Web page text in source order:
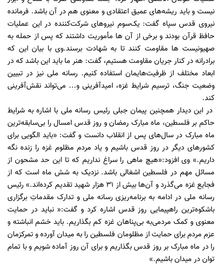
نیست و باید ریشه‌های عمیق اعتقادی و معنوی هم در آن باشد. فرمانده
نیروی قدس سپاه گفت: یک‌سوم نیروهای شرکت‌کننده در این عملیات
حافظ قرآن بودند و برخی از آن ها مأموریت داشتند که پس از حمله به
صهیونیست ها مقاومت کنند تا به شهادت برسند.وی با بیان این که
برادرانه در کنار جریان مقاومت هستیم، گفت: هنر ما باید این باشد که در
ابعاد مختلف از ظرفیت‌هایمان استفاده کنیم. رسانه ملی نیز در تبیین
وضعیت جنگ، ترسیم شرایط غزه، امیدآفرینی و... می‌تواند نقش‌آفرینی
کند.
در این دیدار همچنین پیمان جبلی رئیس رسانه ملی با اشاره به شرایط
حاکم بر فلسطین، ماه مبارک رمضان و روز قدس امسال را بی‌سابقه‌ترین
ماه مبارک در سال‌های پس از انقلاب دانست و گفت: «باید الگویی برای
کشورهای دیگر در روز قدس باشیم و یاد مردم مظلوم غزه را زنده نگه
داریم.» وی افزود:«هیچ ماهی را سراغ نداریم که تا این حد مشحون از
مسائل مهم در فلسطین اشغالی باشد. نزدیک به شش ماه است که از
فجایع غزه می‌گذرد و آن‌ها بیش از 31 هزار شهید تقدیم کرده‌اند.» رئیس
رسانه ملی در ادامه به برنامه‌ریزی رسانه ملی و تدارک مقدماتِ برگزاری
باشکوه‌ترین راهپیمایی روز قدس اشاره کرد و گفت:« نباید در حمایت
معنوی و کمک مردمی‌به بی‌پناهان غزه کم بگذاریم. باید خشم انباشته و
عزم مردم برای حمایت از مظلومان فلسطین را به میدان آورده و تمرکزمان
را در ماه مبارک بر روز قدس بگذاریم و برای آن روز آماده شویم و با تمام
توان در میدان باشیم.»